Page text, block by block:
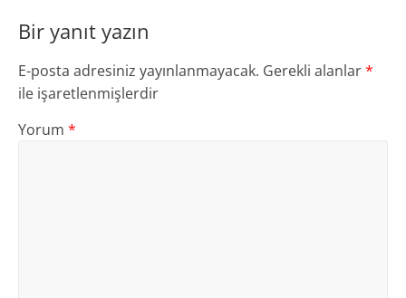
Bir yanıt yazın
E-posta adresiniz yayınlanmayacak. Gerekli alanlar*
ile işaretlenmişlerdir
Yorum *